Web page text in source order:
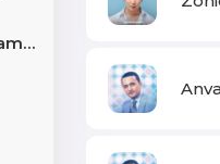
Mashhur Muhammad